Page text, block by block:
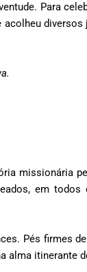
Para
acolheu
missionária
em todos
Pés firmes
alma itinerante